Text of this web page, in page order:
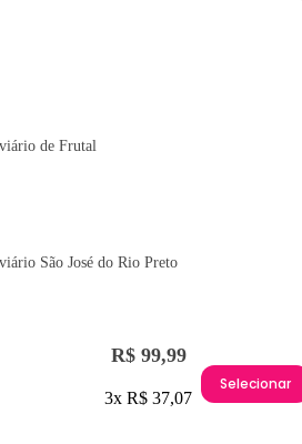
de Frutal
São José do Rio Preto
R$ 99,99
3x R$ 37,07
Selecionar